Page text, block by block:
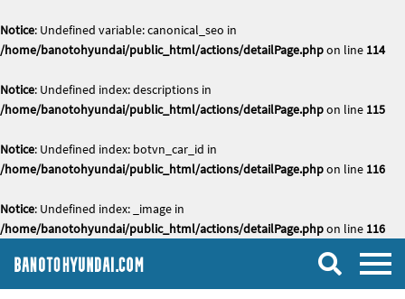
Notice: Undefined variable: canonical_seo in
/home/banotohyundai/public_html/actions/detailPage.phpon line 114
Notice: Undefined index: descriptions in
/home/banotohyundai/public_html/actions/detailPage.phpon line 115
Notice: Undefined index: botvn_car_id in
/home/banotohyundai/public_html/actions/detailPage.phpon line 116
Notice: Undefined index: _image in
/home/banotohyundai/public_html/actions/detailPage.phpon line 116